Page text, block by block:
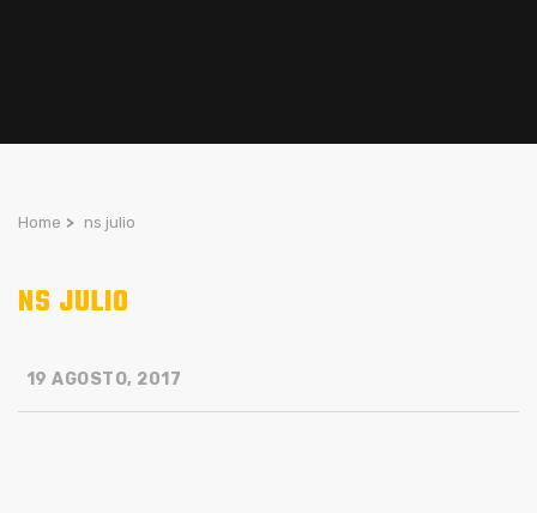
Home > ns julio
NS JULIO
19 AGOSTO, 2017